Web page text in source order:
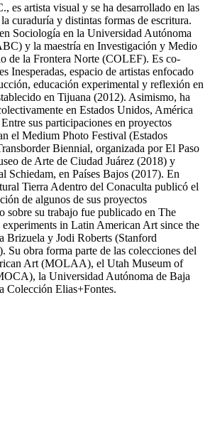
es artista visual y se ha desarrollado en las
curaduría y distintas formas de escritura.
Sociología en la Universidad Autónoma
y la maestría en Investigación y Medio
de la Frontera Norte (COLEF). Es co-
Inesperadas, espacio de artistas enfocado
educación experimental y reflexión en
en Tijuana (2012). Asimismo, ha
en Estados Unidos, América
sus participaciones en proyectos
el Medium Photo Festival (Estados
Biennial, organizada por El Paso
de Arte de Ciudad Juárez (2018) y
Schiedam, en Países Bajos (2017). En
Tierra Adentro del Conaculta publicó el
de algunos de sus proyectos
sobre su trabajo fue publicado en The
in Latin American Art since the
Brizuela y Jodi Roberts (Stanford
Su obra forma parte de las colecciones del
Art (MOLAA), el Utah Museum of
la Universidad Autónoma de Baja
Elias+Fontes.